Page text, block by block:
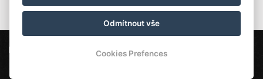
Pod Špičákem 621, 468 41 Tanvald
Odmítnout vše
Cookies Prefences